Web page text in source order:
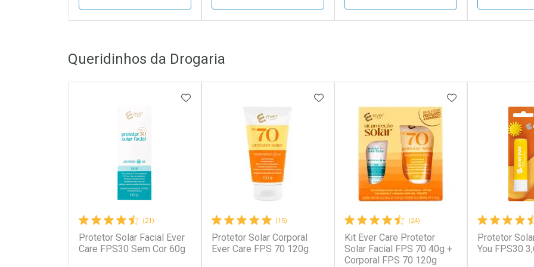
Laboratório
Ativar Desconto
Por Menos Laboratório
Ativar Desconto
Por Menos
Ativar Desconto Ativar
Queridinhos da Drogaria
(21)
Protetor Solar Facial Ever
Care FPS30 Sem Cor 60g
ADICIONAR AOS FAVORITOS
(15)
Protetor Solar Corporal
Ever Care FPS 70 120g
ADICIONAR AOS FAVORITOS
(24)
Kit Ever Care Protetor
Solar Facial FPS 70 40g +
Corporal FPS 70 120g
ADICIONAR AOS
Protetor
You FPS30